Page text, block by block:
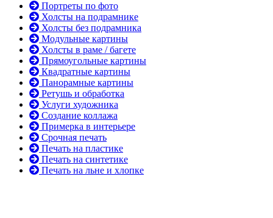
Портреты по фото
Холсты на подрамнике
Холсты без подрамника
Модульные картины
Холсты в раме / багете
Прямоугольные картины
Квадратные картины
Панорамные картины
Ретушь и обработка
Услуги художника
Создание коллажа
Примерка в интерьере
Срочная печать
Печать на пластике
Печать на синтетике
Печать на льне и хлопке